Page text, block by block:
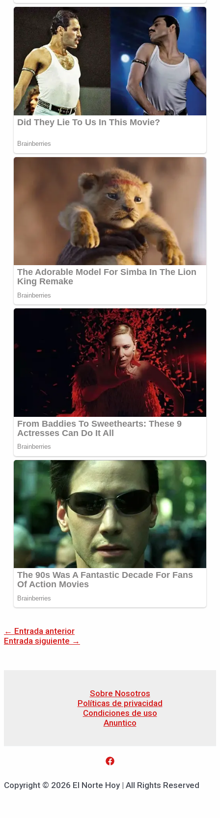
← Entrada anterior
Entrada siguiente →
Sobre Nosotros
Políticas de privacidad
Condiciones de uso
Anuntico
Copyright © 2026 El Norte Hoy | All Rights Reserved